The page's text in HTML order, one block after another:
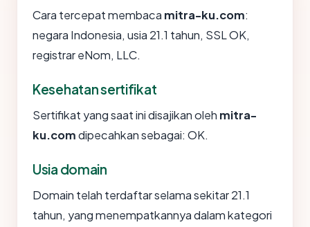
Cara tercepat membaca mitra-ku.com:
negara Indonesia, usia 21.1 tahun, SSL OK,
registrar eNom, LLC.
Kesehatan sertifikat
Sertifikat yang saat ini disajikan oleh mitra-
ku.comdipecahkan sebagai: OK.
Usia domain
Domain telah terdaftar selama sekitar 21.1
tahun, yang menempatkannya dalam kategori